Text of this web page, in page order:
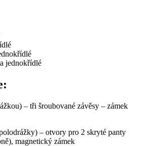
jednokřídlé
– tři šroubované závěsy – zámek
– otvory pro 2 skryté panty
magnetický zámek